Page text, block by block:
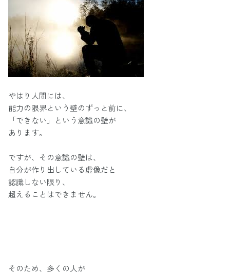
やはり人間には、
能力の限界という壁のずっと前に、
「できない」という意識の壁が
あります。
ですが、その意識の壁は、
自分が作り出している虚像だと
認識しない限り、
超えることはできません。
そのため、多くの人が